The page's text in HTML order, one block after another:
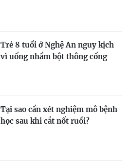
Trẻ 8 tuổi ở Nghệ An nguy kịch
vì uống nhầm bột thông cống
Tại sao cần xét nghiệm mô bệnh
học sau khi cắt nốt ruồi?